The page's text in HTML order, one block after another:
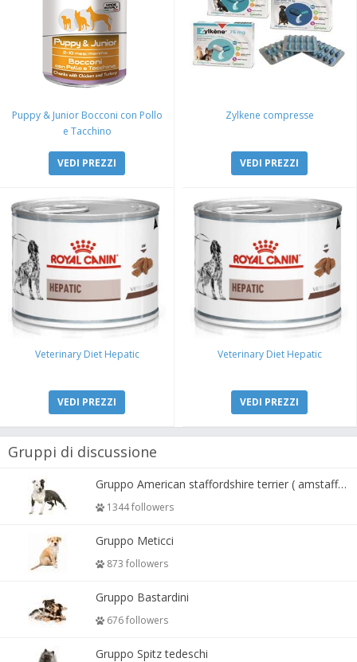
Puppy & Junior Bocconi con Pollo
e Tacchino
VEDI PREZZI
Zylkene compresse
VEDI PREZZI
Veterinary Diet Hepatic
VEDI PREZZI
Veterinary Diet Hepatic
VEDI PREZZI
Gruppi di discussione
Gruppo American staffordshire terrier ( amstaff, amastaff )
1344 followers
Gruppo Meticci
873 followers
Gruppo Bastardini
676 followers
Gruppo Spitz tedeschi